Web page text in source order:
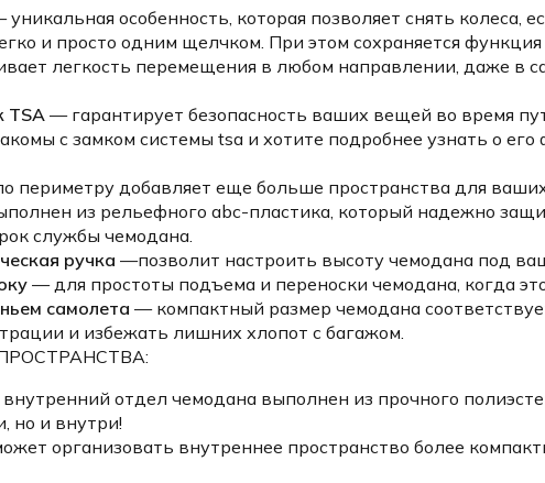
уникальная особенность, которая позволяет снять
и просто одним щелчком. При этом сохраняется
легкость перемещения в любом направлении, даже в
TSA— гарантирует безопасность ваших вещей во время
с замком системы tsa и хотите подробнее узнать о
периметру добавляет еще больше пространства для
из рельефного abc-пластика, который надежно
службы чемодана.
ручка —позволит настроить высоту чемодана под
— для простоты подъема и переноски чемодана, когда
самолета — компактный размер чемодана
и избежать лишних хлопот с багажом.
отдел чемодана выполнен из прочного
но и внутри!
организовать внутреннее пространство более